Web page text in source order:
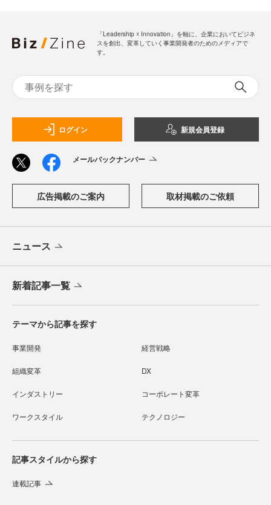
「Leadership ☓ Innovation」を軸に、企業においてビジネ
スを創出、変革していく事業開発者のためのメディアで
す。
ログイン 新規会員登録
メールバックナンバー
広告掲載のご案内 取材掲載のご依頼
ニュース
新着記事一覧
テーマから記事を探す
事業開発 経営戦略
組織変革 DX
インダストリー コーポレート変革
ワークスタイル テクノロジー
記事スタイルから探す
連載記事